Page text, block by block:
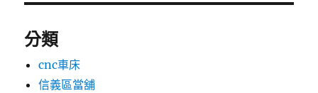
分類
cnc車床
信義區當舖